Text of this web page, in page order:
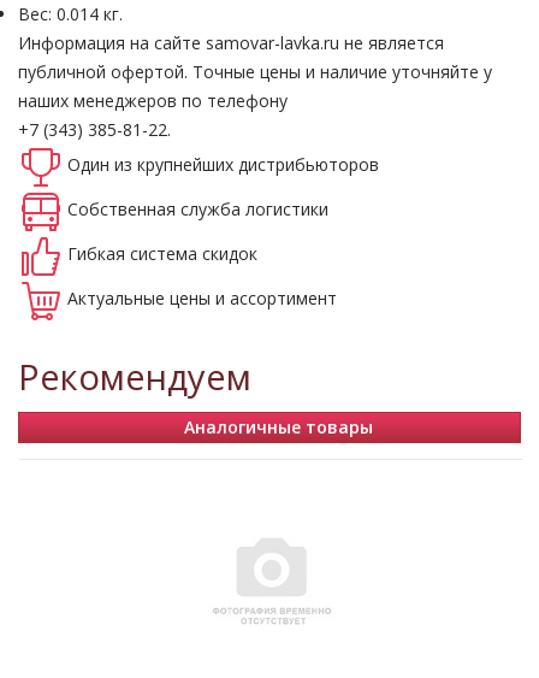
Вес: 0.014 кг.
Информация на сайте samovar-lavka.ru не является
публичной офертой. Точные цены и наличие уточняйте у
наших менеджеров по телефону
+7 (343) 385-81-22.
Один из крупнейших дистрибьюторов
Собственная служба логистики
Гибкая система скидок
Актуальные цены и ассортимент
Рекомендуем
Аналогичные товары